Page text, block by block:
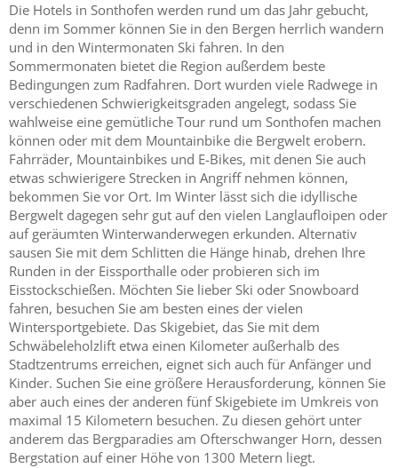
Die Hotels in Sonthofen werden rund um das Jahr gebucht,
denn im Sommer können Sie in den Bergen herrlich wandern
und in den Wintermonaten Ski fahren. In den
Sommermonaten bietet die Region außerdem beste
Bedingungen zum Radfahren. Dort wurden viele Radwege in
verschiedenen Schwierigkeitsgraden angelegt, sodass Sie
wahlweise eine gemütliche Tour rund um Sonthofen machen
können oder mit dem Mountainbike die Bergwelt erobern.
Fahrräder, Mountainbikes und E-Bikes, mit denen Sie auch
etwas schwierigere Strecken in Angriff nehmen können,
bekommen Sie vor Ort. Im Winter lässt sich die idyllische
Bergwelt dagegen sehr gut auf den vielen Langlaufloipen oder
auf geräumten Winterwanderwegen erkunden. Alternativ
sausen Sie mit dem Schlitten die Hänge hinab, drehen Ihre
Runden in der Eissporthalle oder probieren sich im
Eisstockschießen. Möchten Sie lieber Ski oder Snowboard
fahren, besuchen Sie am besten eines der vielen
Wintersportgebiete. Das Skigebiet, das Sie mit dem
Schwäbeleholzlift etwa einen Kilometer außerhalb des
Stadtzentrums erreichen, eignet sich auch für Anfänger und
Kinder. Suchen Sie eine größere Herausforderung, können Sie
aber auch eines der anderen fünf Skigebiete im Umkreis von
maximal 15 Kilometern besuchen. Zu diesen gehört unter
anderem das Bergparadies am Ofterschwanger Horn, dessen
Bergstation auf einer Höhe von 1300 Metern liegt.